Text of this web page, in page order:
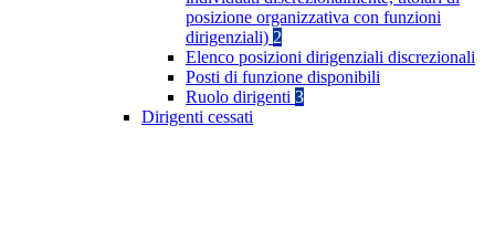
posizione organizzativa con funzioni
dirigenziali) 2
Elenco posizioni dirigenziali discrezionali
Posti di funzione disponibili
Ruolo dirigenti 3
Dirigenti cessati